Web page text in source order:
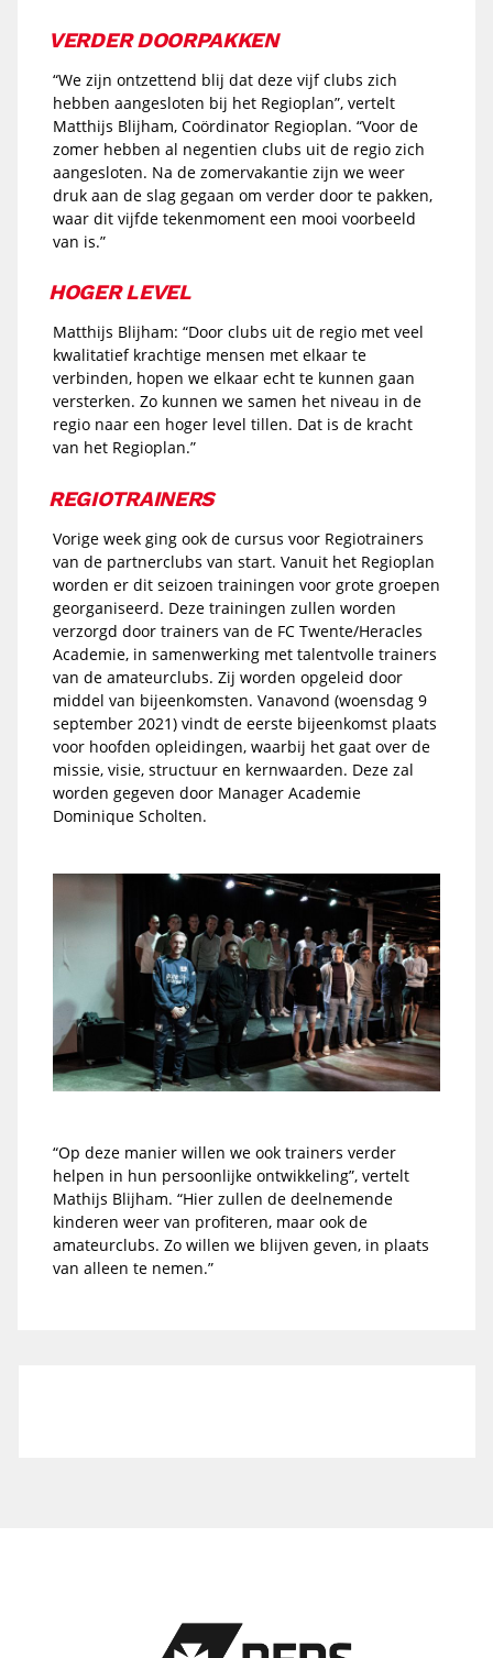
VERDER DOORPAKKEN
“We zijn ontzettend blij dat deze vijf clubs zich
hebben aangesloten bij het Regioplan”, vertelt
Matthijs Blijham, Coördinator Regioplan. “Voor de
zomer hebben al negentien clubs uit de regio zich
aangesloten. Na de zomervakantie zijn we weer
druk aan de slag gegaan om verder door te pakken,
waar dit vijfde tekenmoment een mooi voorbeeld
van is.”
HOGER LEVEL
Matthijs Blijham: “Door clubs uit de regio met veel
kwalitatief krachtige mensen met elkaar te
verbinden, hopen we elkaar echt te kunnen gaan
versterken. Zo kunnen we samen het niveau in de
regio naar een hoger level tillen. Dat is de kracht
van het Regioplan.”
REGIOTRAINERS
Vorige week ging ook de cursus voor Regiotrainers
van de partnerclubs van start. Vanuit het Regioplan
worden er dit seizoen trainingen voor grote groepen
georganiseerd. Deze trainingen zullen worden
verzorgd door trainers van de FC Twente/Heracles
Academie, in samenwerking met talentvolle trainers
van de amateurclubs. Zij worden opgeleid door
middel van bijeenkomsten. Vanavond (woensdag 9
september 2021) vindt de eerste bijeenkomst plaats
voor hoofden opleidingen, waarbij het gaat over de
missie, visie, structuur en kernwaarden. Deze zal
worden gegeven door Manager Academie
Dominique Scholten.
“Op deze manier willen we ook trainers verder
helpen in hun persoonlijke ontwikkeling”, vertelt
Mathijs Blijham. “Hier zullen de deelnemende
kinderen weer van profiteren, maar ook de
amateurclubs. Zo willen we blijven geven, in plaats
van alleen te nemen.”